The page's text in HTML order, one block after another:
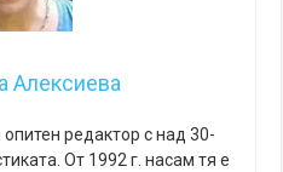
Алексиева
редактор с над 30-
От 1992 г. насам тя е